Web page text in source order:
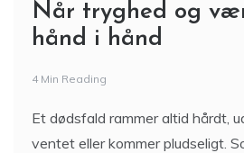
Når tryghed og
hånd i hånd
4 Min Reading
Et dødsfald rammer altid hårdt,
ventet eller kommer pludseligt.